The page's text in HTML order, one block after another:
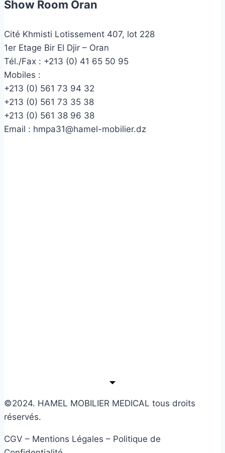
Show Room Oran
Cité Khmisti Lotissement 407, lot 228
1er Etage Bir El Djir – Oran
Tél./Fax : +213 (0) 41 65 50 95
Mobiles :
+213 (0) 561 73 94 32
+213 (0) 561 73 35 38
+213 (0) 561 38 96 38
Email : hmpa31@hamel-mobilier.dz
©2024. HAMEL MOBILIER MEDICAL tous droits
réservés.
CGV – Mentions Légales – Politique de